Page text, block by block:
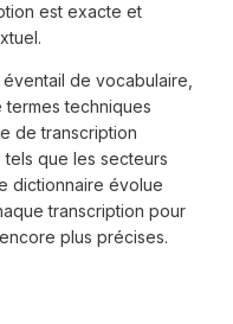
est exacte et
de vocabulaire,
techniques
de transcription
que les secteurs
dictionnaire évolue
transcription pour
plus précises.